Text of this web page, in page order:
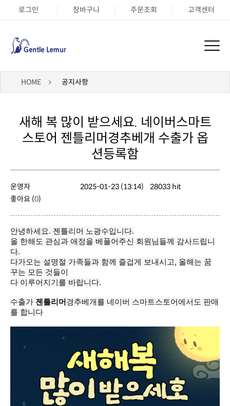
로그인 장바구니 주문조회 고객센터
HOME 공지사항
션등록함
운영자 2025-01-23 (13:14)
28033 hit
좋아요 (0)
안녕하세요. 젠틀리머 노광수입니다.
다.
꾸는 모든 것들이
다 이루어지기를 바랍니다.
수출가 젠틀리머
를 합니다